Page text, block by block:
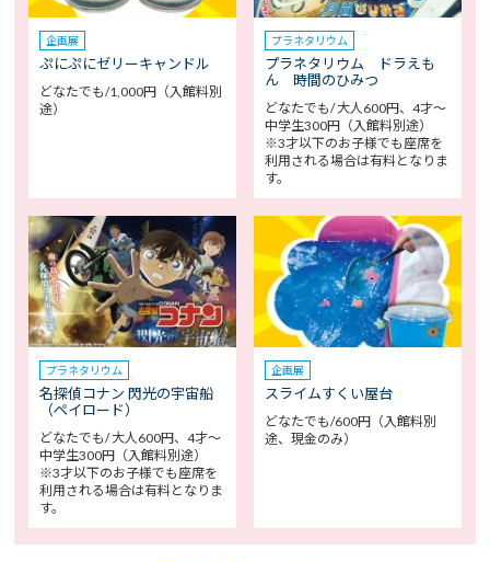
企画展
ぷにぷにゼリーキャンドル
どなたでも/1,000円（入館料別
途）
プラネタリウム
プラネタリウム ドラえも
ん 時間のひみつ
どなたでも/ 大人600円、4才～
中学生300円（入館料別途）
※3才以下のお子様でも座席を
利用される場合は有料となりま
す。
プラネタリウム
名探偵コナン 閃光の宇宙船
（ペイロード）
どなたでも/ 大人600円、4才～
中学生300円（入館料別途）
※3才以下のお子様でも座席を
利用される場合は有料となりま
す。
企画展
スライムすくい屋台
どなたでも/600円（入館料別
途、現金のみ）